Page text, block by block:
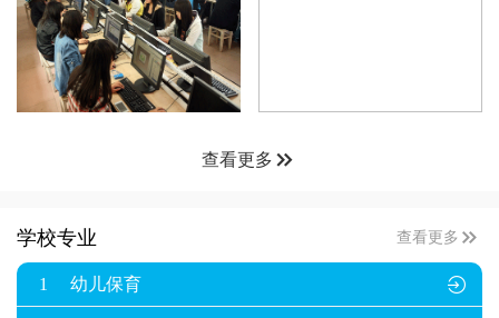
查看更多
学校专业 查看更多

1 幼儿保育